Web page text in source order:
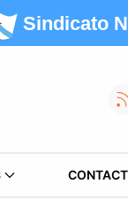
Sindicato